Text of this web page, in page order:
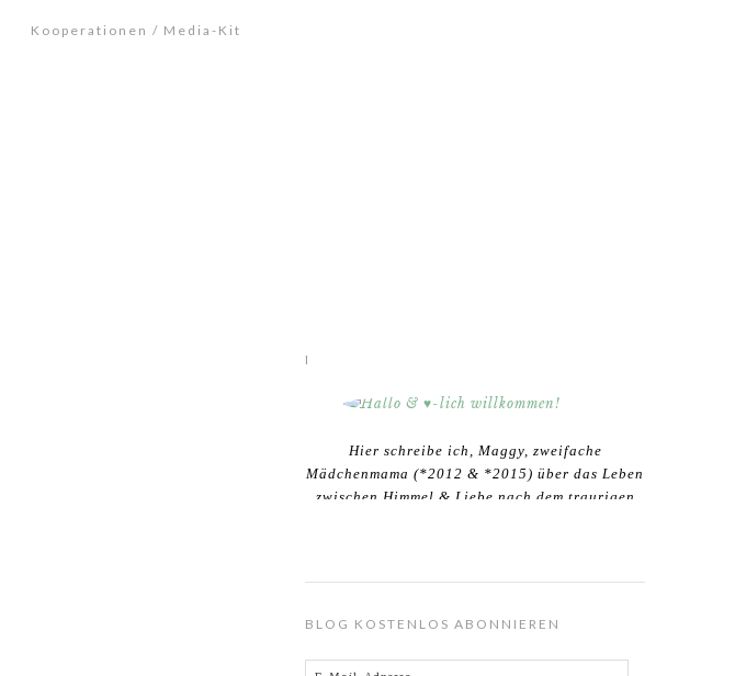
Kooperationen / Media-Kit
HALLO & ♥-LICH WILLKOMMEN!
Hier schreibe ich, Maggy, zweifache
Mädchenmama (*2012 & *2015) über das Leben
zwischen Himmel & Liebe nach dem traurigen
BLOG KOSTENLOS ABONNIEREN
E-